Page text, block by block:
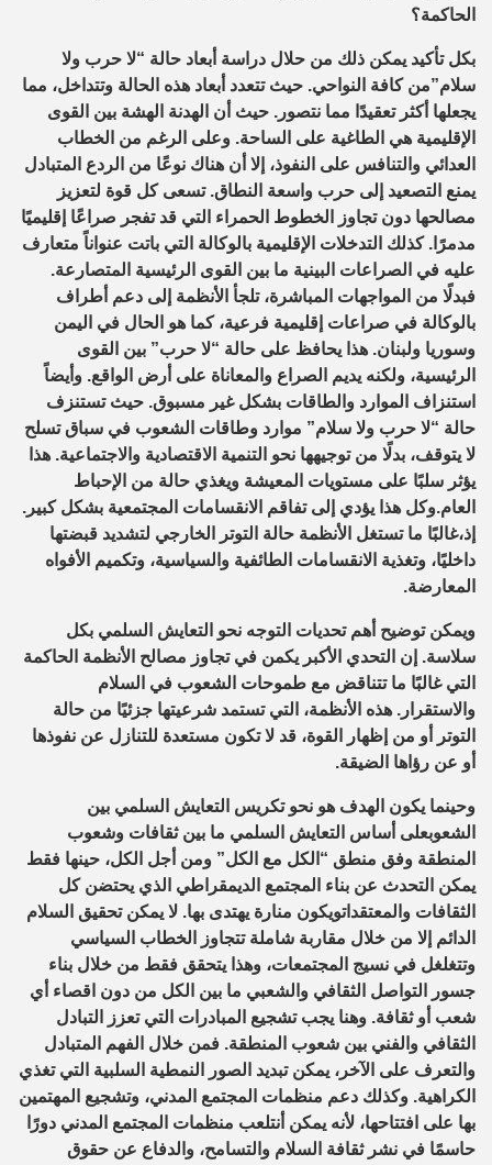
الحاكمة؟
بكل تأكيد يمكن ذلك من حلال دراسة أبعاد حالة “لا حرب ولا
سلام”من كافة النواحي. حيثتتعدد أبعاد هذه الحالة وتتداخل، مما
يجعلها أكثر تعقيدًا مما نتصور. حيث أن الهدنة الهشة بين القوى
الإقليمية هي الطاغية على الساحة. وعلى الرغم من الخطاب
العدائي والتنافس على النفوذ، إلا أن هناك نوعًا من الردع المتبادل
يمنع التصعيد إلى حرب واسعة النطاق. تسعى كل قوة لتعزيز
مصالحها دون تجاوز الخطوط الحمراء التي قد تفجر صراعًا إقليميًا
مدمرًا. كذلك التدخلات الإقليمية بالوكالة التي باتت عنواناً متعارف
عليه في الصراعات البينية ما بين القوى الرئيسية المتصارعة.
فبدلًا من المواجهات المباشرة، تلجأ الأنظمة إلى دعم أطراف
بالوكالة في صراعات إقليمية فرعية، كما هو الحال في اليمن
وسوريا ولبنان. هذا يحافظ على حالة “لا حرب” بين القوى
الرئيسية، ولكنه يديم الصراع والمعاناة على أرض الواقع. وأيضاً
استنزاف الموارد والطاقات بشكل غير مسبوق. حيثتستنزف
حالة “لا حرب ولا سلام” موارد وطاقات الشعوب في سباق تسلح
لا يتوقف، بدلًا من توجيهها نحو التنمية الاقتصادية والاجتماعية. هذا
يؤثر سلبًا على مستويات المعيشة ويغذي حالة من الإحباط
العام.وكل هذا يؤدي إلىتفاقم الانقسامات المجتمعية بشكل كبير.
إذ،غالبًا ما تستغل الأنظمة حالة التوتر الخارجي لتشديد قبضتها
داخليًا، وتغذية الانقسامات الطائفية والسياسية، وتكميم الأفواه
المعارضة.
ويمكن توضيح أهم تحديات التوجه نحو التعايش السلمي بكل
سلاسة. إن التحدي الأكبر يكمن في تجاوز مصالح الأنظمة الحاكمة
التي غالبًا ما تتناقض مع طموحات الشعوب في السلام
والاستقرار. هذه الأنظمة، التي تستمد شرعيتها جزئيًا من حالة
التوتر أو من إظهار القوة، قد لا تكون مستعدة للتنازل عن نفوذها
أو عن رؤاها الضيقة.
وحينما يكون الهدف هو نحو تكريس التعايش السلمي بين
الشعوبعلى أساس التعايش السلمي ما بين ثقافات وشعوب
المنطقة وفق منطق “الكل مع الكل” ومن أجل الكل، حينها فقط
يمكن التحدث عن بناء المجتمع الديمقراطي الذي يحتضن كل
الثقافات والمعتقداتويكون منارة يهتدى بها. لا يمكن تحقيق السلام
الدائم إلا من خلال مقاربة شاملة تتجاوز الخطاب السياسي
وتتغلغل في نسيج المجتمعات، وهذا يتحقق فقط من خلال بناء
جسور التواصل الثقافي والشعبي ما بين الكل من دون اقصاء أي
شعب أو ثقافة. وهنا يجب تشجيع المبادرات التي تعزز التبادل
الثقافي والفني بين شعوب المنطقة. فمن خلال الفهم المتبادل
والتعرف على الآخر، يمكن تبديد الصور النمطية السلبية التي تغذي
الكراهية. وكذلك دعم منظمات المجتمع المدني، وتشجيع المهتمين
بها على افتتاحها، لأنه يمكن أنتلعب منظمات المجتمع المدني دورًا
حاسمًا في نشر ثقافة السلام والتسامح، والدفاع عن حقوق